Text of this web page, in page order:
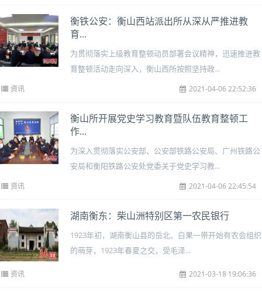
衡铁公安：衡山西站派出所从深从严推进教
育...
为贯彻落实上级教育整顿动员部署会议精神，迅速推进教
育整顿活动走向深入，衡山西所按照坚持政...
资讯 2021-04-06 22:52:36
衡山所开展党史学习教育暨队伍教育整顿工
作...
为深入贯彻落实公安部、公安部铁路公安局、广州铁路公
安局和衡阳铁路公安处党委关于党史学习教...
资讯 2021-04-06 22:45:54
湖南衡东：柴山洲特别区第一农民银行
1923年初，湖南衡山县的岳北、白果一带开始有农会组织
的萌芽，1923年春夏之交，受毛泽...
资讯 2021-03-18 19:06:36